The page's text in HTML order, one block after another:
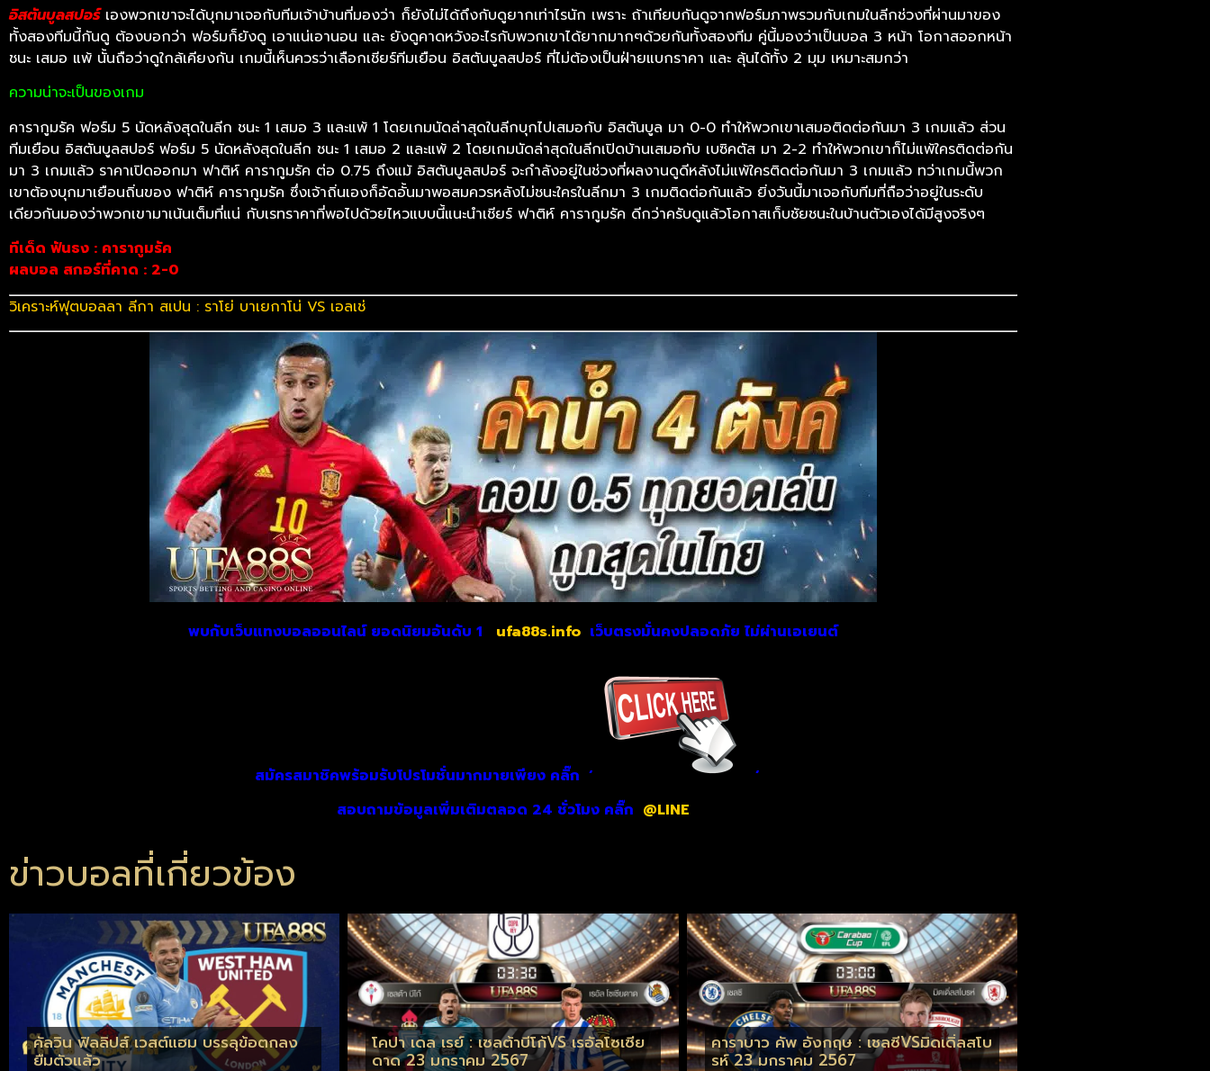
อิสตันบูลสปอร์เองพวกเขาจะได้บุกมาเจอกับทีมเจ้าบ้านที่มองว่า ก็ยังไม่ได้ถึงกับดูยากเท่าไรนัก เพราะ ถ้าเทียบกันดูจากฟอร์มภาพรวมกับเกมในลีกช่วงที่ผ่านมาของ
ทั้งสองทีมนี้กันดู ต้องบอกว่า ฟอร์มก็ยังดู เอาแน่เอานอน และ ยังดูคาดหวังอะไรกับพวกเขาได้ยากมากๆด้วยกันทั้งสองทีม คู่นี้มองว่าเป็นบอล 3 หน้า โอกาสออกหน้า
ชนะ เสมอ แพ้ นั้นถือว่าดูใกล้เคียงกัน เกมนี้เห็นควรว่าเลือกเชียร์ทีมเยือน อิสตันบูลสปอร์ ที่ไม่ต้องเป็นฝ่ายแบกราคา และ ลุ้นได้ทั้ง 2 มุม เหมาะสมกว่า
ความน่าจะเป็นของเกม
คารากูมรัค ฟอร์ม 5 นัดหลังสุดในลีก ชนะ 1 เสมอ 3 และแพ้ 1 โดยเกมนัดล่าสุดในลีกบุกไปเสมอกับ อิสตันบูล มา 0-0 ทำให้พวกเขาเสมอติดต่อกันมา 3 เกมแล้ว ส่วน
ทีมเยือน อิสตันบูลสปอร์ ฟอร์ม 5 นัดหลังสุดในลีก ชนะ 1 เสมอ 2 และแพ้ 2 โดยเกมนัดล่าสุดในลีกเปิดบ้านเสมอกับ เบซิคตัส มา 2-2 ทำให้พวกเขาก็ไม่แพ้ใครติดต่อกัน
มา 3 เกมแล้ว ราคาเปิดออกมา ฟาติห์ คารากูมรัค ต่อ 0.75 ถึงแม้ อิสตันบูลสปอร์ จะกำลังอยู่ในช่วงที่ผลงานดูดีหลังไม่แพ้ใครติดต่อกันมา 3 เกมแล้ว ทว่าเกมนี้พวก
เขาต้องบุกมาเยือนถิ่นของ ฟาติห์ คารากูมรัค ซึ่งเจ้าถิ่นเองก็อัดอั้นมาพอสมควรหลังไม่ชนะใครในลีกมา 3 เกมติดต่อกันแล้ว ยิ่งวันนี้มาเจอกับทีมที่ถือว่าอยู่ในระดับ
เดียวกันมองว่าพวกเขามาเน้นเต็มที่แน่ กับเรทราคาที่พอไปด้วยไหวแบบนี้แนะนำเชียร์ ฟาติห์ คารากูมรัค ดีกว่าครับดูแล้วโอกาสเก็บชัยชนะในบ้านตัวเองได้มีสูงจริงๆ
ทีเด็ด ฟันธง : คารากูมรัค
ผลบอล สกอร์ที่คาด : 2-0
วิเคราะห์ฟุตบอลลา ลีกา สเปน : ราโย่ บาเยกาโน่ VS เอลเช่
พบกับเว็บแทงบอลออนไลน์ ยอดนิยมอันดับ 1 ufa88s.info เว็บตรงมั่นคงปลอดภัย ไม่ผ่านเอเยนต์
สมัครสมาชิคพร้อมรับโปรโมชั่นมากมายเพียง คลิ๊ก ‘
‘
สอบถามข้อมูลเพิ่มเติมตลอด 24 ชั่วโมง คลิ๊ก @LINE
ข่าวบอลที่เกี่ยวข้อง
คัลวิน ฟิลลิปส์ เวสต์แฮม บรรลุข้อตกลง
ยืมตัวแล้ว
โคปา เดล เรย์ : เซลต้าบีโก้VS เรอัลโซเซีย
ดาด 23 มกราคม 2567
คาราบาว คัพ อังกฤษ : เชลซีVSมิดเดิ่ลสโบ
รห์ 23 มกราคม 2567